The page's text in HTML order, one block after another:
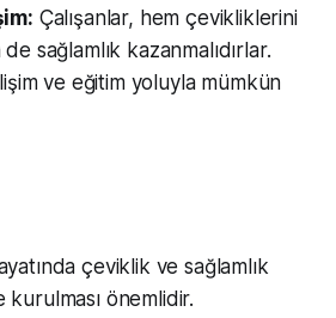
Çalışanlar, hem çevikliklerini
de sağlamlık kazanmalıdırlar.
ve eğitim yoluyla mümkün
çeviklik ve sağlamlık
kurulması önemlidir.